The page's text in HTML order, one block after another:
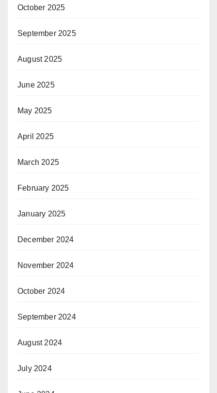
October 2025
September 2025
August 2025
June 2025
May 2025
April 2025
March 2025
February 2025
January 2025
December 2024
November 2024
October 2024
September 2024
August 2024
July 2024